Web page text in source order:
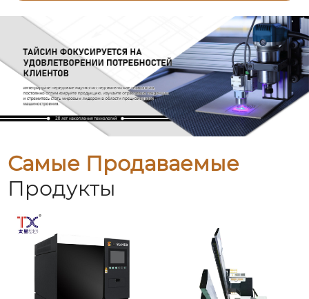
Самые Продаваемые
Продукты